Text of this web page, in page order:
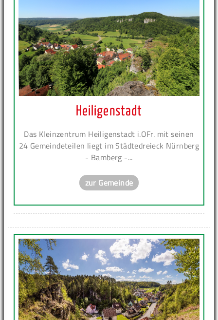
Heiligenstadt
Das Kleinzentrum Heiligenstadt i.OFr. mit seinen
24 Gemeindeteilen liegt im Städtedreieck Nürnberg
- Bamberg -...
zur Gemeinde